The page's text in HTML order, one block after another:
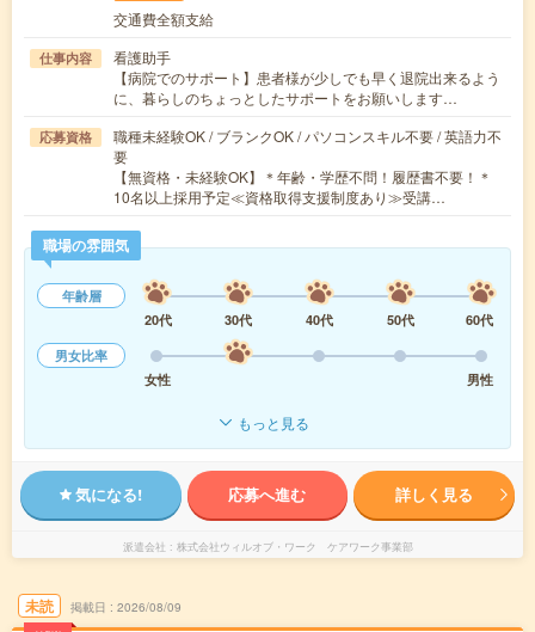
交通費全額支給
仕事内容
看護助手
【病院でのサポート】患者様が少しでも早く退院出来るよう
に、暮らしのちょっとしたサポートをお願いします…
応募資格
職種未経験OK / ブランクOK / パソコンスキル不要 / 英語力不
要
【無資格・未経験OK】＊年齢・学歴不問！履歴書不要！＊
10名以上採用予定≪資格取得支援制度あり≫受講…
職場の雰囲気
年齢層
20代
30代 40代 50代
60代
男女比率
女性
男性
もっと見る
気になる! 応募へ進む 詳しく見る
派遣会社 株式会社ウィルオブ・ワーク ケアワーク事業部
未読 掲載日 2026/08/09